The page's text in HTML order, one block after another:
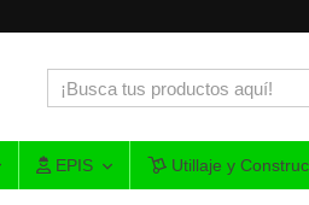
EPIS Utillaje y